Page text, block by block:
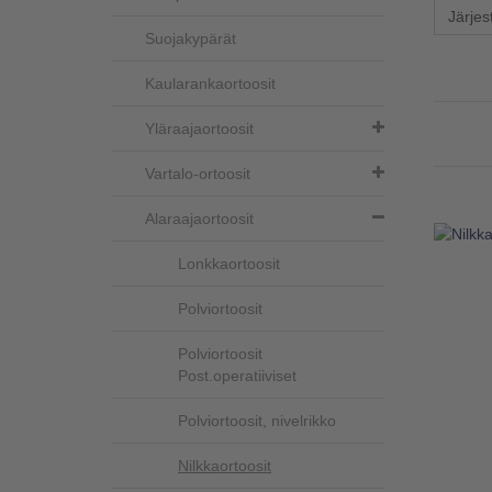
Suojakypärät
Kaularankaortoosit
Yläraajaortoosit
Vartalo-ortoosit
Alaraajaortoosit
Lonkkaortoosit
Polviortoosit
Polviortoosit
Post.operatiiviset
Polviortoosit, nivelrikko
Nilkkaortoosit